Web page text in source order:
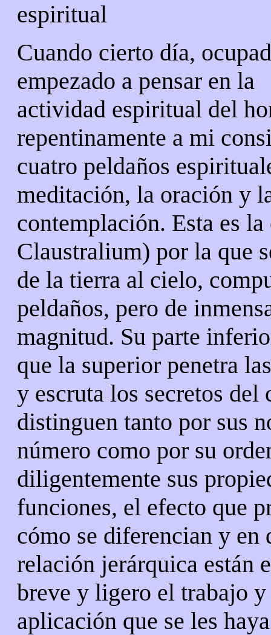
espiritual
Cuando cierto día,
empezado a pensar en la
actividad espiritual del
repentinamente a mi
cuatro peldaños
meditación, la oración y
contemplación. Esta es
Claustralium) por la que
de la tierra al cielo,
peldaños, pero de
magnitud. Su parte
que la superior penetra
y escruta los secretos del
distinguen tanto por sus
número como por su
diligentemente sus
funciones, el efecto que
cómo se diferencian y en
relación jerárquica están
breve y ligero el trabajo
aplicación que se les